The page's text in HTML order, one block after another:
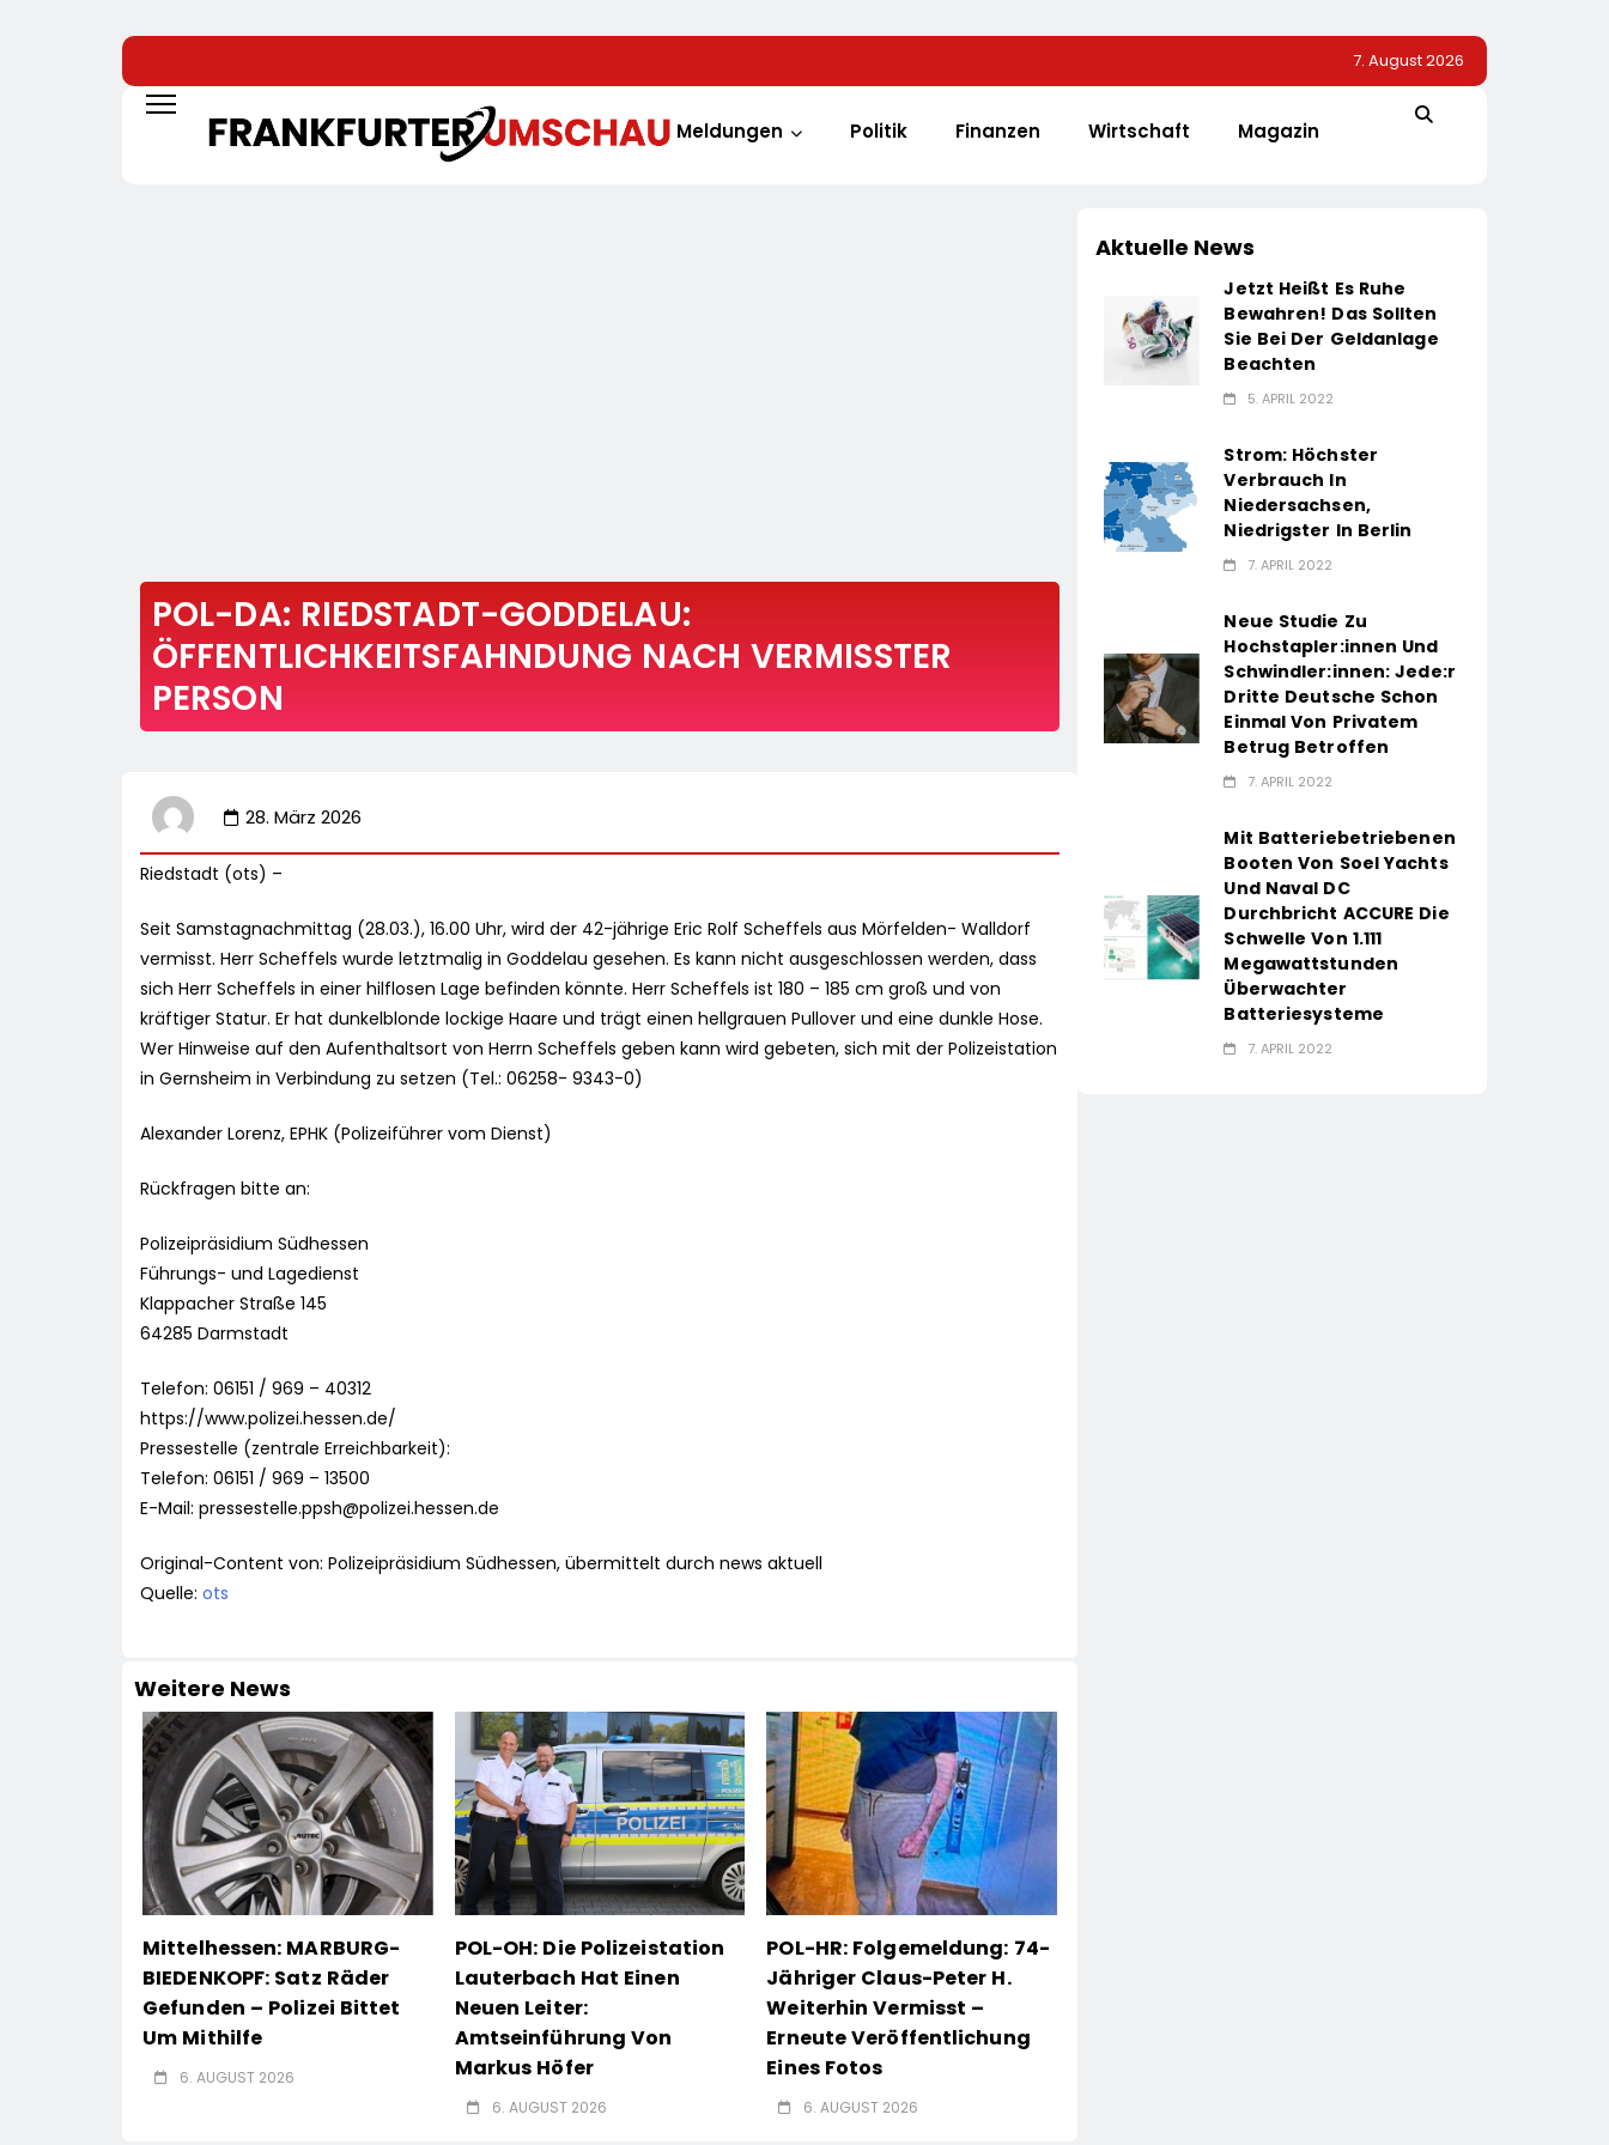
7. August 2026
Meldungen Politik Finanzen Wirtschaft Magazin
POL-DA: RIEDSTADT-GODDELAU:
ÖFFENTLICHKEITSFAHNDUNG NACH VERMISSTER
PERSON
28. März 2026
Riedstadt (ots) –
Seit Samstagnachmittag (28.03.), 16.00 Uhr, wird der 42-jährige Eric Rolf Scheffels aus Mörfelden- Walldorf
vermisst. Herr Scheffels wurde letztmalig in Goddelau gesehen. Es kann nicht ausgeschlossen werden, dass
sich Herr Scheffels in einer hilflosen Lage befinden könnte. Herr Scheffels ist 180 – 185 cm groß und von
kräftiger Statur. Er hat dunkelblonde lockige Haare und trägt einen hellgrauen Pullover und eine dunkle Hose.
Wer Hinweise auf den Aufenthaltsort von Herrn Scheffels geben kann wird gebeten, sich mit der Polizeistation
in Gernsheim in Verbindung zu setzen (Tel.: 06258- 9343-0)
Alexander Lorenz, EPHK (Polizeiführer vom Dienst)
Rückfragen bitte an:
Polizeipräsidium Südhessen
Führungs- und Lagedienst
Klappacher Straße 145
64285 Darmstadt
Telefon: 06151 / 969 – 40312
https://www.polizei.hessen.de/
Pressestelle (zentrale Erreichbarkeit):
Telefon: 06151 / 969 – 13500
E-Mail: pressestelle.ppsh@polizei.hessen.de
Original-Content von: Polizeipräsidium Südhessen, übermittelt durch news aktuell
Quelle: ots
Weitere News
Mittelhessen: MARBURG-
BIEDENKOPF: Satz Räder
Gefunden – Polizei Bittet
Um Mithilfe
6. AUGUST 2026
POL-OH: Die Polizeistation
Lauterbach Hat Einen
Neuen Leiter:
Amtseinführung Von
Markus Höfer
6. AUGUST 2026
POL-HR: Folgemeldung: 74-
Jähriger Claus-Peter H.
Weiterhin Vermisst –
Erneute Veröffentlichung
Eines Fotos
6. AUGUST 2026
Aktuelle News
Jetzt Heißt Es Ruhe
Bewahren! Das Sollten
Sie Bei Der Geldanlage
Beachten
5. APRIL 2022
Strom: Höchster
Verbrauch In
Niedersachsen,
Niedrigster In Berlin
7. APRIL 2022
Neue Studie Zu
Hochstapler:innen Und
Schwindler:innen: Jede:r
Dritte Deutsche Schon
Einmal Von Privatem
Betrug Betroffen
7. APRIL 2022
Mit Batteriebetriebenen
Booten Von Soel Yachts
Und Naval DC
Durchbricht ACCURE Die
Schwelle Von 1.111
Megawattstunden
Überwachter
Batteriesysteme
7. APRIL 2022